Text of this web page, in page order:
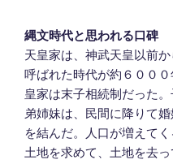
縄文時代と思われる口碑
天皇家は、神武天皇以前
呼ばれた時代が約６００
皇家は末子相続制だった
弟姉妹は、民間に降りて
を結んだ。人口が増えて
土地を求めて、土地を去っ